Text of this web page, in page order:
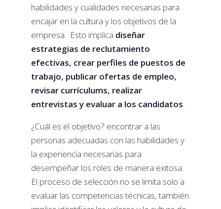
habilidades y cualidades necesarias para
encajar en la cultura y los objetivos de la
empresa. Esto implica diseñar
estrategias de reclutamiento
efectivas, crear perfiles de puestos de
trabajo, publicar ofertas de empleo,
revisar currículums, realizar
entrevistas y evaluar a los candidatos.
¿Cuál es el objetivo? encontrar a las
personas adecuadas con las habilidades y
la experiencia necesarias para
desempeñar los roles de manera exitosa.
El proceso de selección no se limita solo a
evaluar las competencias técnicas, también